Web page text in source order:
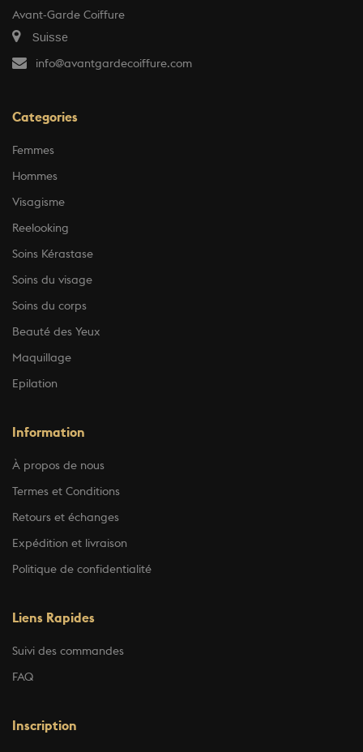
Avant-Garde Coiffure
Suisse
info@avantgardecoiffure.com
Categories
Femmes
Hommes
Visagisme
Reelooking
Soins Kérastase
Soins du visage
Soins du corps
Beauté des Yeux
Maquillage
Epilation
Information
À propos de nous
Termes et Conditions
Retours et échanges
Expédition et livraison
Politique de confidentialité
Liens Rapides
Suivi des commandes
FAQ
Inscription